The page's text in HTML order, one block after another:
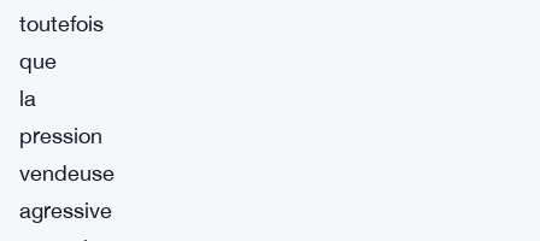
toutefois
que
la
pression
vendeuse
agressive